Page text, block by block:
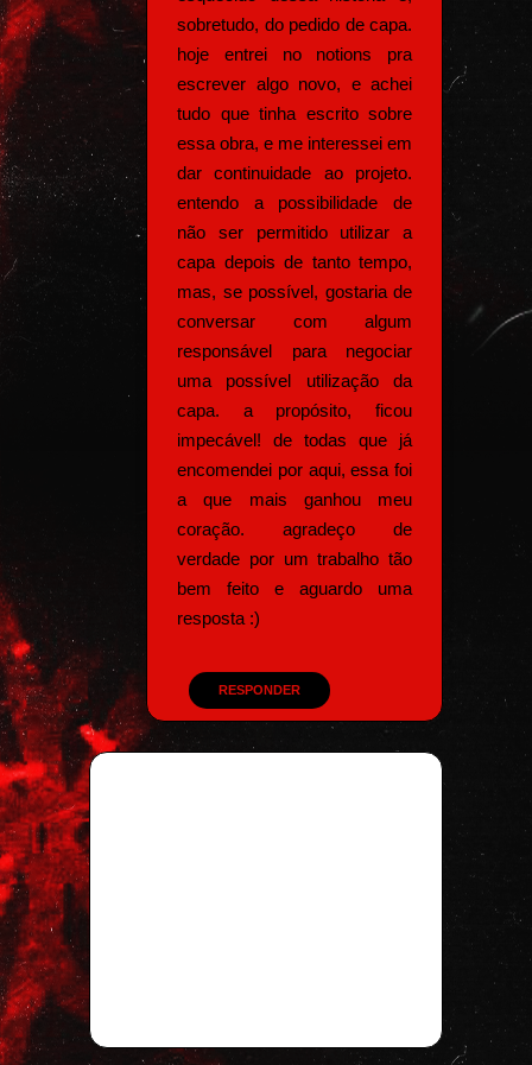
sobretudo, do pedido de capa.
hoje entrei no notions pra
escrever algo novo, e achei
tudo que tinha escrito sobre
essa obra, e me interessei em
dar continuidade ao projeto.
entendo a possibilidade de
não ser permitido utilizar a
capa depois de tanto tempo,
mas, se possível, gostaria de
conversar com algum
responsável para negociar
uma possível utilização da
capa. a propósito, ficou
impecável! de todas que já
encomendei por aqui, essa foi
a que mais ganhou meu
coração. agradeço de
verdade por um trabalho tão
bem feito e aguardo uma
resposta :)
RESPONDER